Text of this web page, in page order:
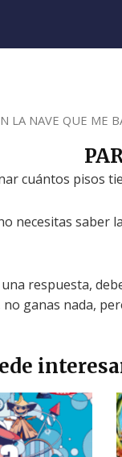
LA NAVE QUE ME
cuántos pisos
necesitas saber
respuesta,
ganas nada,